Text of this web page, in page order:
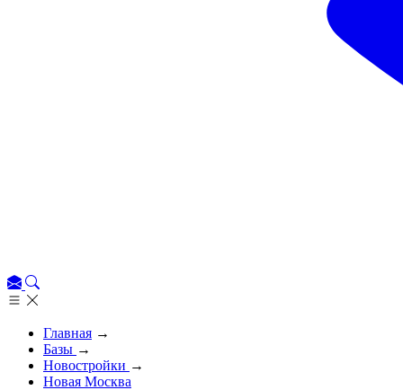
Главная →
Базы →
Новостройки →
Новая Москва